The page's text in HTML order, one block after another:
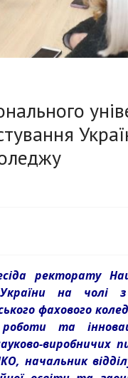
ректорату
України на чолі
фахового
та
виробничих
начальник